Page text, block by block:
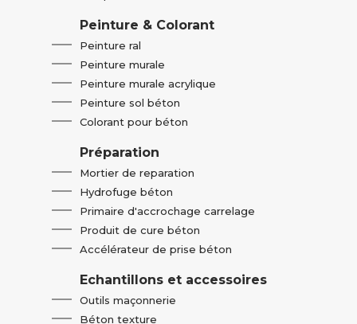
Peinture & Colorant
Peinture ral
Peinture murale
Peinture murale acrylique
Peinture sol béton
Colorant pour béton
Préparation
Mortier de reparation
Hydrofuge béton
Primaire d'accrochage carrelage
Produit de cure béton
Accélérateur de prise béton
Echantillons et accessoires
Outils maçonnerie
Béton texture